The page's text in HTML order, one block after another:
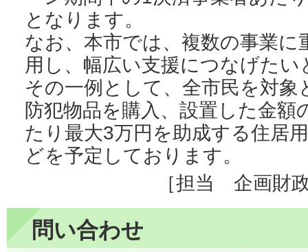
となります。
なお、本市では、複数の事業に
用し、幅広い支援につなげた
その一例として、全市民を対
防犯物品を購入、設置した金額
たり最大3万円を助成する住居
どを予定しております。
［担当 企画財
問い合わせ